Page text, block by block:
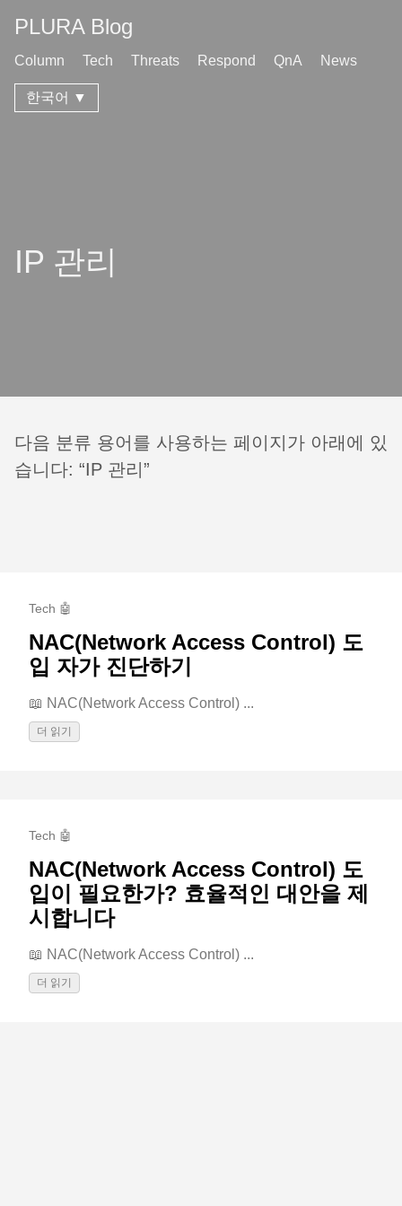
PLURA Blog
Column Tech Threats Respond QnA News
한국어 ▼
IP 관리
다음 분류 용어를 사용하는 페이지가 아래에 있
습니다: “IP 관리”
Tech 🤖
NAC(Network Access Control) 도
입 자가 진단하기
📖 NAC(Network Access Control) ...
더 읽기
Tech 🤖
NAC(Network Access Control) 도
입이 필요한가? 효율적인 대안을 제
시합니다
📖 NAC(Network Access Control) ...
더 읽기